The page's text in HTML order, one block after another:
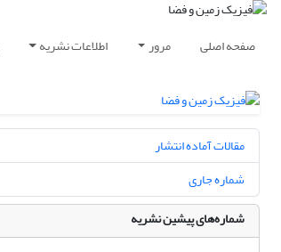
صفحه اصلی مرور اطلاعات نشریه
مقالات آماده انتشار
شماره جاری
شماره‌های پیشین نشریه